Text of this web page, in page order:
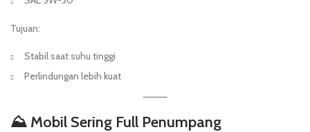
Tujuan:
Stabil saat suhu tinggi
Perlindungan lebih kuat
⛰️ Mobil Sering Full Penumpang